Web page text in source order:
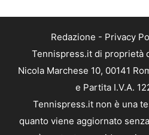
Redazione - Privacy
Tennispress.it di proprietà
Nicola Marchese 10, 00141
e Partita I.V.A.
Tennispress.it non è una
quanto viene aggiornato